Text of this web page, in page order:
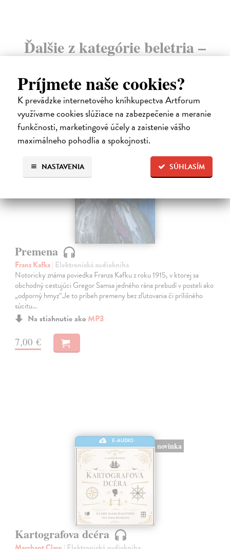
Príjmete naše cookies?
K prevádzke internetového kníhkupectva Artforum
využívame cookies slúžiace na zabezpečenie a meranie
funkčnosti, marketingové účely a zaistenie vášho
maximálneho pohodlia a spokojnosti.
SÚHLASÍM
NASTAVENIA
Ďalšie z kategórie beletria –
Premena
Franz Kafka| Elektronická audiokniha
Notoricky známa poviedka Franza Kafku z roku 1915, v ktorej sa
obchodný cestujúci Gregor Samsa jedného rána prebudí v posteli ako
„odporný hmyz“.Je to príbeh premeny bez zľutovania či prílišného
súcitu…
Na stiahnutie ako MP3
7,00 €
E-AUDIO
novinka
Kartografova dcéra